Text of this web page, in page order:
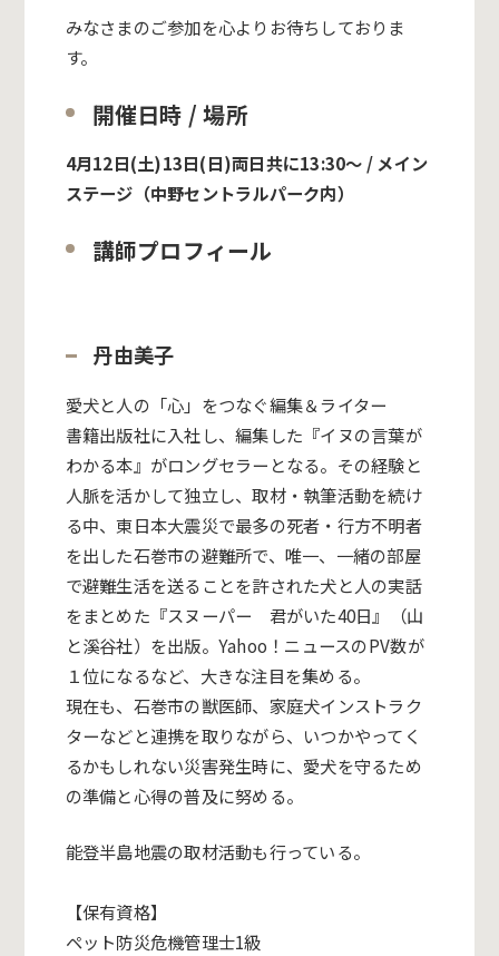
みなさまのご参加を心よりお待ちしておりま
す。
開催日時 / 場所
4月12日(土)13日(日)両日共に13:30〜 / メイン
ステージ（中野セントラルパーク内）
講師プロフィール
丹由美子
愛犬と人の「心」をつなぐ編集＆ライター
書籍出版社に入社し、編集した『イヌの言葉が
わかる本』がロングセラーとなる。その経験と
人脈を活かして独立し、取材・執筆活動を続け
る中、東日本大震災で最多の死者・行方不明者
を出した石巻市の避難所で、唯一、一緒の部屋
で避難生活を送ることを許された犬と人の実話
をまとめた『スヌーパー 君がいた40日』（山
と溪谷社）を出版。 Yahoo ！ニュースのPV数が
１位になるなど、大きな注目を集める。
現在も、石巻市の獣医師、家庭犬インストラク
ターなどと連携を取りながら、いつかやってく
るかもしれない災害発生時に、愛犬を守るため
の準備と心得の普及に努める。
能登半島地震の取材活動も行っている。
【保有資格】
ペット防災危機管理士1級